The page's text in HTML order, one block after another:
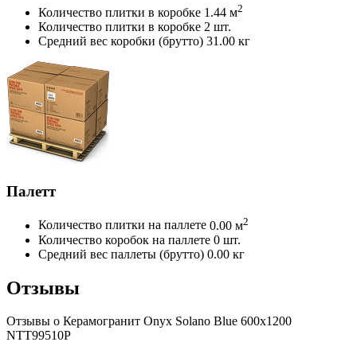
Количество плитки в коробке 1.44 м2
Количество плитки в коробке 2 шт.
Средний вес коробки (брутто) 31.00 кг
Палетт
Количество плитки на паллете 0.00 м2
Количество коробок на паллете 0 шт.
Средний вес паллеты (брутто) 0.00 кг
Отзывы
Отзывы о Керамогранит Onyx Solano Blue 600x1200
NTT99510P